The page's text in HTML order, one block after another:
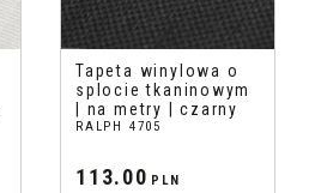
Tapeta winylowa o
splocie tkaninowym
| na metry | czarny
RALPH 4705
113.00 PLN